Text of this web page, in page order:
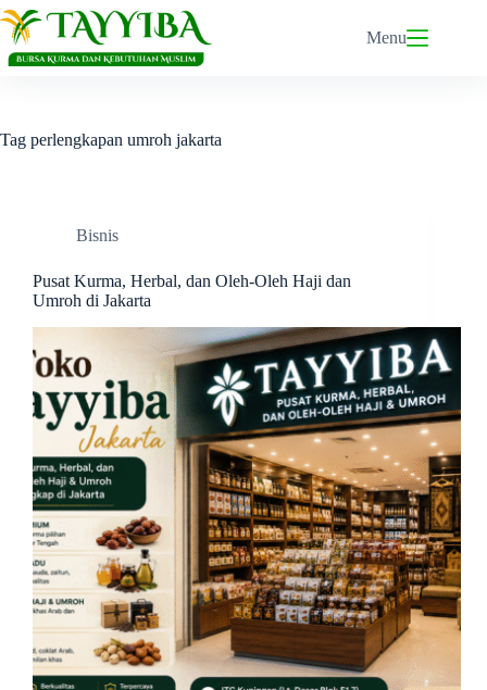
Skip
to
content
Menu
Tag perlengkapan umroh jakarta
Bisnis
Pusat Kurma, Herbal, dan Oleh-Oleh Haji dan
Umroh di Jakarta